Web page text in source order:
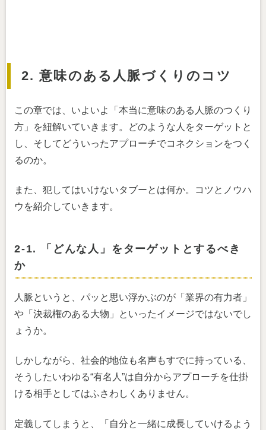
2. 意味のある人脈づくりのコツ
この章では、いよいよ「本当に意味のある人脈のつくり
方」を紐解いていきます。どのような人をターゲットと
し、そしてどういったアプローチでコネクションをつく
るのか。
また、犯してはいけないタブーとは何か。コツとノウハ
ウを紹介していきます。
2-1. 「どんな人」をターゲットとするべき
か
人脈というと、パッと思い浮かぶのが「業界の有力者」
や「決裁権のある大物」といったイメージではないでし
ょうか。
しかしながら、社会的地位も名声もすでに持っている、
そうしたいわゆる“有名人”は自分からアプローチを仕掛
ける相手としてはふさわしくありません。
定義してしまうと、「自分と一緒に成長していけるよう